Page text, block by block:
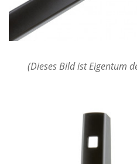
(Dieses Bild ist Eigentum